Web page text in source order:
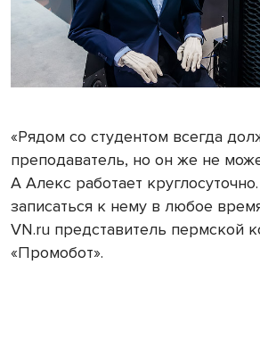
«Рядом со студентом всегда
преподаватель, но он же не
А Алекс работает
записаться к нему в любое
VN.ru представитель пермской
«Промобот».